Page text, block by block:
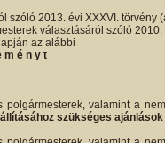
szóló 2013. évi XXXVI. törvény
választásáról szóló
az alábbi
m é n y t
valamint a
szükséges